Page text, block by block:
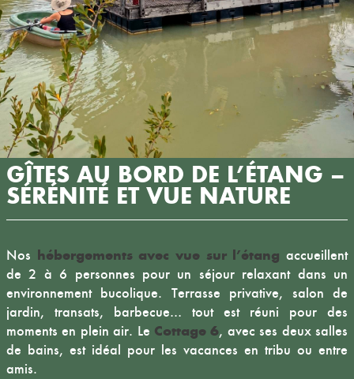
GÎTES AU BORD DE L’ÉTANG –
SÉRÉNITÉ ET VUE NATURE
Nos hébergements avec vue sur l’étang accueillent
de 2 à 6 personnes pour un séjour relaxant dans un
environnement bucolique. Terrasse privative, salon de
jardin, transats, barbecue… tout est réuni pour des
moments en plein air. Le Cottage 6, avec ses deux salles
de bains, est idéal pour les vacances en tribu ou entre
amis.